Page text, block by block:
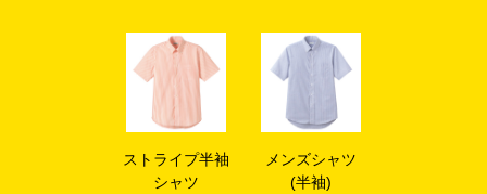
ストライプ半袖
シャツ
メンズシャツ
(半袖)